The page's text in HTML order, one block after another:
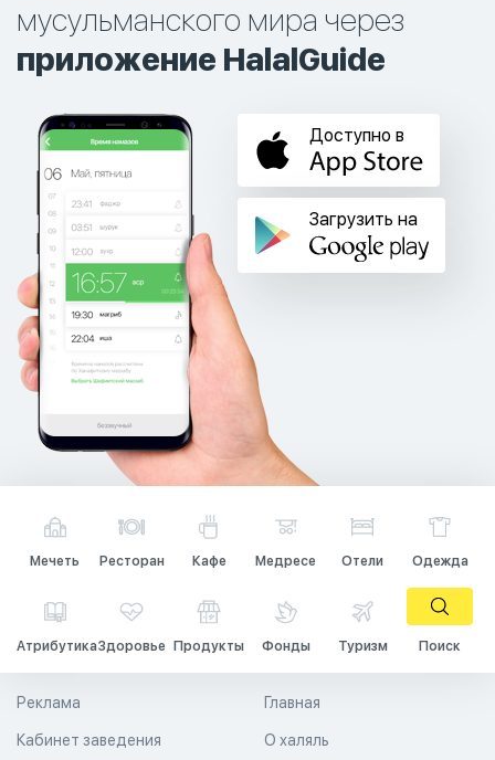
мусульманского мира через
приложение HalalGuide
Доступно в
Загрузить на
Мечеть Ресторан Кафе Медресе Отели Одежда
АтрибутикаЗдоровье Продукты Фонды Туризм Поиск
Главная
О халяль
Реклама
Кабинет заведения